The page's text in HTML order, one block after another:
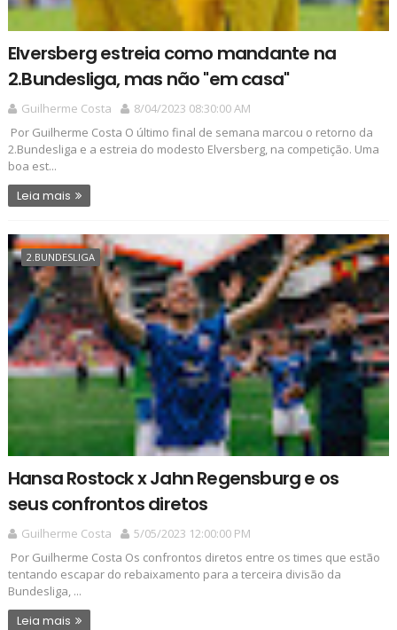
Elversberg estreia como mandante na
2.Bundesliga, mas não "em casa"
Guilherme Costa
8/04/2023 08:30:00 AM
Por Guilherme Costa O último final de semana marcou o retorno da
2.Bundesliga e a estreia do modesto Elversberg, na competição. Uma
boa est...
Leia mais
2.BUNDESLIGA
Hansa Rostock x Jahn Regensburg e os
seus confrontos diretos
Guilherme Costa
5/05/2023 12:00:00 PM
Por Guilherme Costa Os confrontos diretos entre os times que estão
tentando escapar do rebaixamento para a terceira divisão da
Bundesliga, ...
Leia mais